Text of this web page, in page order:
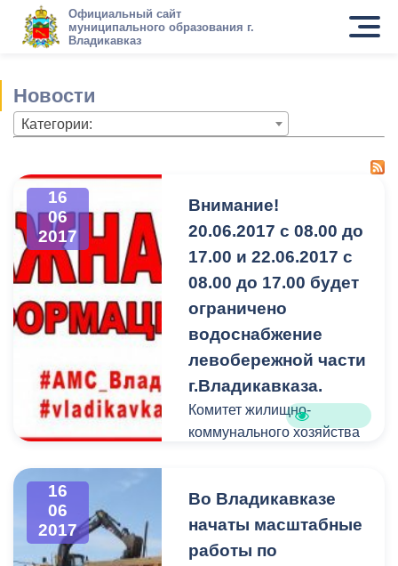
Официальный сайт
муниципального образования г.
Владикавказ
Новости
Категории:
16
06
2017
Внимание!
20.06.2017 с 08.00 до
17.00 и 22.06.2017 с
08.00 до 17.00 будет
ограничено
водоснабжение
левобережной части
г.Владикавказа.
Комитет жилищно-
коммунального хозяйства
что 20.06.2017 (вторник) с
08.00 до 17.00 и
22.06.2017 (четверг) с
16
06
2017
Во Владикавказе
начаты масштабные
работы по